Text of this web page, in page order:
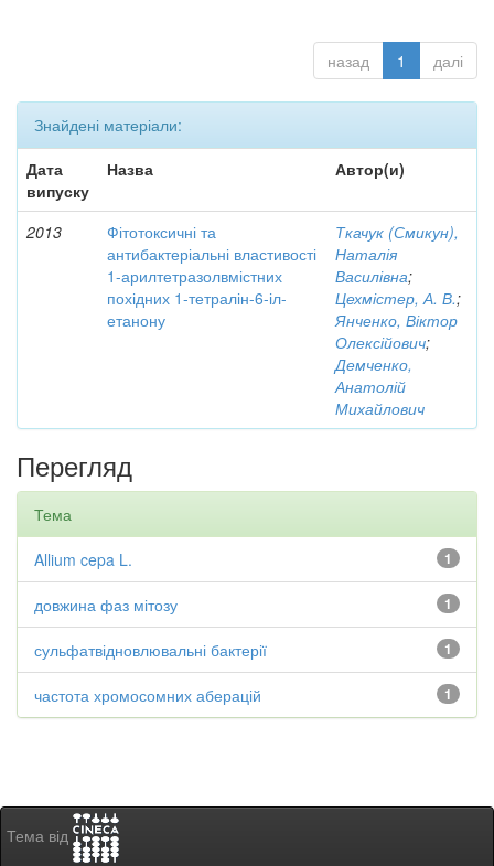
назад 1 далі
Знайдені матеріали:
Дата
випуску
Назва Автор(и)
2013
Фітотоксичні та
антибактеріальні властивості
1-арилтетразолвмістних
похідних 1-тетралін-6-іл-
етанону
Ткачук (Смикун),
Наталія
Василівна;
Цехмістер, А. В.;
Янченко, Віктор
Олексійович;
Демченко,
Анатолій
Михайлович
Перегляд
Тема
1
Allium cepa L.
1
довжина фаз мітозу
1
сульфатвідновлювальні бактерії
1
частота хромосомних аберацій
Тема від